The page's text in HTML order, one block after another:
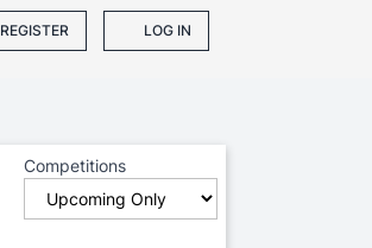
REGISTER LOG IN
Competitions